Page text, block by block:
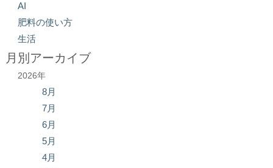
AI
肥料の使い方
生活
月別アーカイブ
2026年
8月
7月
6月
5月
4月